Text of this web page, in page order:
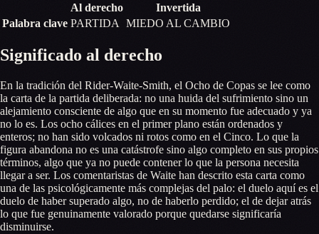
Al derecho
Invertida
Palabra clave PARTIDA MIEDO AL CAMBIO
Significado al derecho
En la tradición del Rider-Waite-Smith, el Ocho de Copas se lee como
la carta de la partida deliberada: no una huida del sufrimiento sino un
alejamiento consciente de algo que en su momento fue adecuado y ya
no lo es. Los ocho cálices en el primer plano están ordenados y
enteros; no han sido volcados ni rotos como en el Cinco. Lo que la
figura abandona no es una catástrofe sino algo completo en sus propios
términos, algo que ya no puede contener lo que la persona necesita
llegar a ser. Los comentaristas de Waite han descrito esta carta como
una de las psicológicamente más complejas del palo: el duelo aquí es el
duelo de haber superado algo, no de haberlo perdido; el de dejar atrás
lo que fue genuinamente valorado porque quedarse significaría
disminuirse.